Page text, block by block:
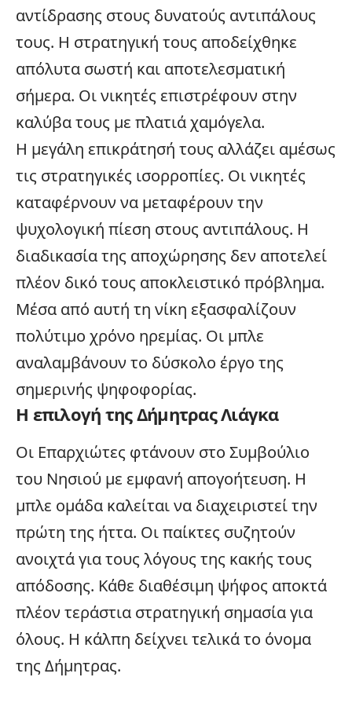
αντίδρασης στους δυνατούς αντιπάλους
τους. Η στρατηγική τους αποδείχθηκε
απόλυτα σωστή και αποτελεσματική
σήμερα. Οι νικητές επιστρέφουν στην
καλύβα τους με πλατιά χαμόγελα.
Η μεγάλη επικράτησή τους αλλάζει αμέσως
τις στρατηγικές ισορροπίες. Οι νικητές
καταφέρνουν να μεταφέρουν την
ψυχολογική πίεση στους αντιπάλους. Η
διαδικασία της αποχώρησης δεν αποτελεί
πλέον δικό τους αποκλειστικό πρόβλημα.
Μέσα από αυτή τη νίκη εξασφαλίζουν
πολύτιμο χρόνο ηρεμίας. Οι μπλε
αναλαμβάνουν το δύσκολο έργο της
σημερινής ψηφοφορίας.
Η επιλογή της Δήμητρας Λιάγκα
Οι Επαρχιώτες φτάνουν στο Συμβούλιο
του Νησιού με εμφανή απογοήτευση. Η
μπλε ομάδα καλείται να διαχειριστεί την
πρώτη της ήττα. Οι παίκτες συζητούν
ανοιχτά για τους λόγους της κακής τους
απόδοσης. Κάθε διαθέσιμη ψήφος αποκτά
πλέον τεράστια στρατηγική σημασία για
όλους. Η κάλπη δείχνει τελικά το όνομα
της Δήμητρας.